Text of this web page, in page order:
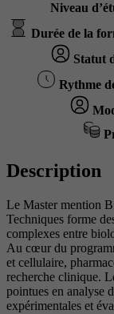
Niveau
Durée de la
Statut
Rythme
Description
Le Master mention
Techniques forme
complexes entre
Au cœur du
et cellulaire,
recherche clinique.
pointues en analyse
expérimentales et